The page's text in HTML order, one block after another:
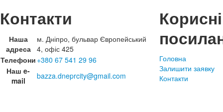
Контакти
Наша
адреса
м. Дніпро, бульвар Європейський
4, офіс 425
Телефони +380 67 541 29 96
Наш e-
mail
bazza.dneprcity@gmail.com
Корисні
Головна
Залишити заявку
Контакти